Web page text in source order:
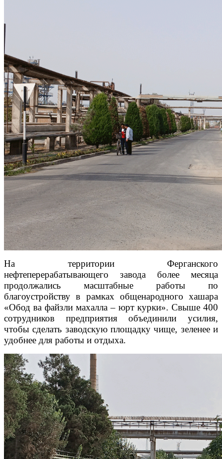
На территории Ферганского
нефтеперерабатывающего завода более месяца
продолжались масштабные работы по
благоустройству в рамках общенародного хашара
«Обод ва файзли махалла – юрт курки». Свыше 400
сотрудников предприятия объединили усилия,
чтобы сделать заводскую площадку чище, зеленее и
удобнее для работы и отдыха.